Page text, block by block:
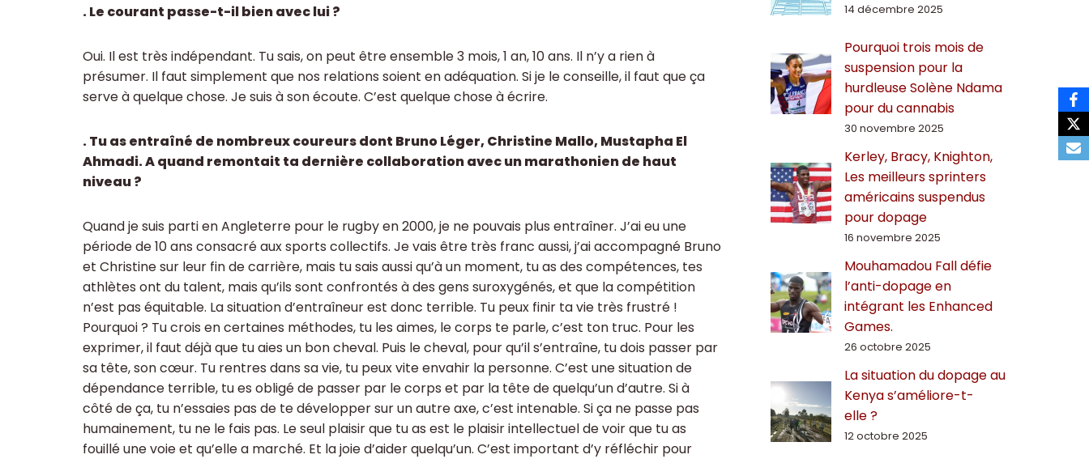
. Le courant passe-t-il bien avec lui ?
Oui. Il est très indépendant. Tu sais, on peut être ensemble 3 mois, 1 an, 10 ans. Il n’y a rien à
présumer. Il faut simplement que nos relations soient en adéquation. Si je le conseille, il faut que ça
serve à quelque chose. Je suis à son écoute. C’est quelque chose à écrire.
. Tu as entraîné de nombreux coureurs dont Bruno Léger, Christine Mallo, Mustapha El
Ahmadi. A quand remontait ta dernière collaboration avec un marathonien de haut
niveau ?
Quand je suis parti en Angleterre pour le rugby en 2000, je ne pouvais plus entraîner. J’ai eu une
période de 10 ans consacré aux sports collectifs. Je vais être très franc aussi, j’ai accompagné Bruno
et Christine sur leur fin de carrière, mais tu sais aussi qu’à un moment, tu as des compétences, tes
athlètes ont du talent, mais qu’ils sont confrontés à des gens suroxygénés, et que la compétition
n’est pas équitable. La situation d’entraîneur est donc terrible. Tu peux finir ta vie très frustré !
Pourquoi ? Tu crois en certaines méthodes, tu les aimes, le corps te parle, c’est ton truc. Pour les
exprimer, il faut déjà que tu aies un bon cheval. Puis le cheval, pour qu’il s’entraîne, tu dois passer par
sa tête, son cœur. Tu rentres dans sa vie, tu peux vite envahir la personne. C’est une situation de
dépendance terrible, tu es obligé de passer par le corps et par la tête de quelqu’un d’autre. Si à
côté de ça, tu n’essaies pas de te développer sur un autre axe, c’est intenable. Si ça ne passe pas
humainement, tu ne le fais pas. Le seul plaisir que tu as est le plaisir intellectuel de voir que tu as
fouillé une voie et qu’elle a marché. Et la joie d’aider quelqu’un. C’est important d’y réfléchir pour
14 décembre 2025
Pourquoi trois mois de
suspension pour la
hurdleuse Solène Ndama
pour du cannabis
30 novembre 2025
Kerley, Bracy, Knighton,
Les meilleurs sprinters
américains suspendus
pour dopage
16 novembre 2025
Mouhamadou Fall défie
l’anti-dopage en
intégrant les Enhanced
Games.
26 octobre 2025
La situation du dopage au
Kenya s’améliore-t-
elle ?
12 octobre 2025